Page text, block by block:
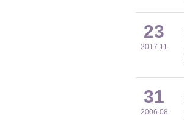
23
2017.11
31
2006.08